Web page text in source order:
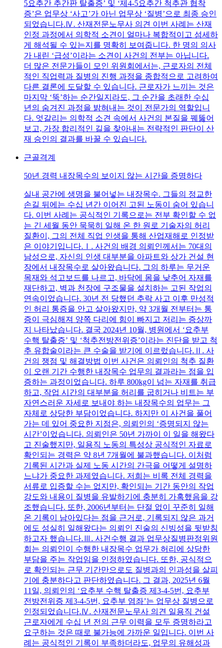
5요추간 추간판 탈출증’ 및 ‘제4-5요추간 척추관 협착
증’은 업무상 ‘사고’가 아닌 업무상 ‘질병’으로 최종 승인
되었습니다.Ⅳ. 산재전문노무사 의견 이번 사례는 산재
인정 과정에서 의학적 소견이 얼마나 복합적이고 섬세하
게 해석될 수 있는지를 명확히 보여줍니다. 한 명의 의사
가 내린 ‘급성’이라는 소견이 사건의 전부는 아닙니다.
더 많은 전문가들이 모인 위원회에서는, 근로자의 전체
적인 직업력과 질병의 진행 과정을 종합적으로 고려하여
다른 결론에 도달할 수 있습니다. 근로자가 느끼는 것은
마지막 ‘뚝’하는 순간일지라도, 그 순간을 초래한 수십
년의 숨겨진 과정을 밝혀내는 것이 전문가의 역할입니
다. 엇갈리는 의학적 소견 속에서 사건의 본질을 꿰뚫어
보고, 가장 합리적인 길을 찾아내는 전략적인 판단이 산
재 승인의 결과를 바꿀 수 있습니다.
근골격계
50년 경력 내장목수의 보이지 않는 시간을 증명하다
실내 공간에 생명을 불어넣는 내장목수. 그들의 정교한
손길 뒤에는 수십 년간 이어진 고된 노동이 숨어 있습니
다. 이번 사례는 공식적인 기록으로는 전부 확인할 수 없
는 긴 세월 동안 묵묵히 일해 온 한 원로 기술자의 허리
질환이, 그의 전체 직업 인생을 통해 산업재해로 인정받
은 이야기입니다.Ⅰ. 사건의 배경 의뢰인께서는 70대의
남성으로, 자신의 인생 대부분을 아파트와 상가 건설 현
장에서 내장목수로 살아왔습니다. 그의 하루는 무거운
목재와 석고보드를 나르고, 바닥에 몸을 낮추어 자재를
재단하고, 벽과 천장에 구조물을 설치하는 고된 작업의
연속이었습니다. 30년 전 당했던 추락 사고 이후 만성적
인 허리 통증을 안고 살아왔지만, 약 3개월 전부터는 통
증이 극심해져 양쪽 다리에 힘이 빠지고 저리는 증상까
지 나타났습니다. 결국 2024년 10월, 병원에서 ‘요추부
수핵 탈출증’ 및 ‘척추전방전위증’이라는 진단을 받고 척
추 유합술이라는 큰 수술을 받기에 이르렀습니다.Ⅱ. 사
건의 쟁점 및 해결방법 이번 사건은 의뢰인의 척추 질환
이 오랜 기간 수행한 내장목수 업무의 결과라는 점을 입
증하는 과정이었습니다. 하루 800kg이 넘는 자재를 취급
하고, 작업 시간의 대부분을 허리를 굽히거나 비트는 부
자연스러운 자세로 보내야 하는 내장목수의 업무는 그
자체로 상당한 부담이었습니다. 하지만 이 사건을 풀어
가는 데 있어 중요한 지점은, 의뢰인의 ‘증명되지 않는
시간’이었습니다. 의뢰인은 50년 가까이 이 일을 해왔다
고 진술했지만, 일용직 노동의 특성상 공식적인 자료로
확인되는 경력은 약 8년 7개월에 불과했습니다. 이처럼
기록된 시간과 실제 노동 시간의 간극을 어떻게 설명하
느냐가 중요한 과제였습니다. 저희는 비록 전체 경력을
서류로 입증할 수는 없지만, 확인되는 기간 동안의 작업
강도와 내용이 질병을 유발하기에 충분히 가혹했음을 강
조했습니다. 또한, 2006년부터는 단절 없이 꾸준히 일해
온 기록이 남아있다는 점을 근거로, 기록되지 않은 과거
에도 성실히 일해왔다는 의뢰인 진술의 신빙성을 뒷받침
하고자 했습니다.Ⅲ. 사건수행 결과 업무상질병판정위원
회는 의뢰인이 수행한 내장목수 업무가 허리에 상당한
부담을 주는 작업임을 인정하였습니다. 또한, 공식적으
로 확인되는 근무 기간만으로도 질병과의 인과성을 살피
기에 충분하다고 판단하였습니다. 그 결과, 2025년 6월
11일, 의뢰인의 ‘요추부 수핵 탈출증 제3-4-5번, 요추부
전방전위증 제3-4-5번, 요추부 염좌’는 업무상 질병으로
인정되었습니다.Ⅳ. 산재전문노무사 의견 일용직 건설
근로자에게 수십 년 전의 근무 이력을 모두 증명하라고
요구하는 것은 때로 불가능에 가까운 일입니다. 이번 사
례는 공식적인 기록이 부족하더라도, 업무의 유해성과